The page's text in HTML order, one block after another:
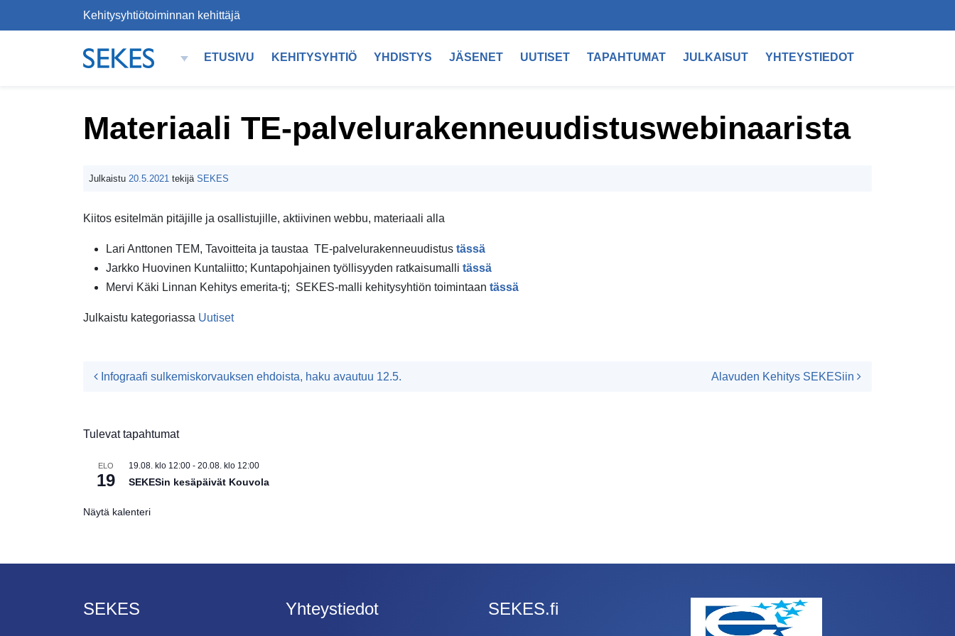
Kehitysyhtiötoiminnan kehittäjä
PÄÄVALIKKO
ETUSIVU KEHITYSYHTIÖ YHDISTYS JÄSENET UUTISET TAPAHTUMAT JULKAISUT YHTEYSTIEDOT
Materiaali TE-palvelurakenneuudistuswebinaarista
Julkaistu 20.5.2021 tekijä SEKES
Kiitos esitelmän pitäjille ja osallistujille, aktiivinen webbu, materiaali alla
Lari Anttonen TEM, Tavoitteita ja taustaa TE-palvelurakenneuudistus tässä
Jarkko Huovinen Kuntaliitto; Kuntapohjainen työllisyyden ratkaisumalli tässä
Mervi Käki Linnan Kehitys emerita-tj; SEKES-malli kehitysyhtiön toimintaan tässä
Julkaistu kategoriassa Uutiset
Artikkelien navigointi
Infograafi sulkemiskorvauksen ehdoista, haku avautuu 12.5. Alavuden Kehitys SEKESiin
Tulevat tapahtumat
ELO
19
19.08. klo 12:00 - 20.08. klo 12:00
SEKESin kesäpäivät Kouvola
Näytä kalenteri
SEKES Yhteystiedot SEKES.fi